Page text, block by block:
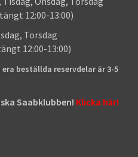
12:00-13:00)
Onsdag, Torsdag
12:00-13:00)
beställda reservdelar är 3-5
Saabklubben! Klicka här!